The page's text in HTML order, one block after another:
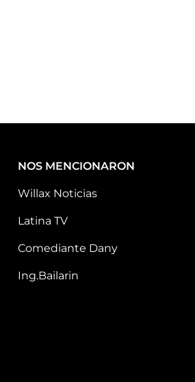
NOS MENCIONARON
Willax Noticias
Latina TV
Comediante Dany
Ing.Bailarin